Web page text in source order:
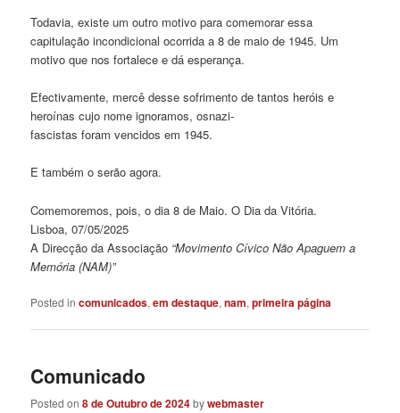
Todavia, existe um outro motivo para comemorar essa
capitulação incondicional ocorrida a 8 de maio de 1945. Um
motivo que nos fortalece e dá esperança.
Efectivamente, mercê desse sofrimento de tantos heróis e
heroínas cujo nome ignoramos, osnazi-
fascistas foram vencidos em 1945.
E também o serão agora.
Comemoremos, pois, o dia 8 de Maio. O Dia da Vitória.
Lisboa, 07/05/2025
A Direcção da Associação “Movimento Cívico Não Apaguem a
Memória (NAM)”
Posted in comunicados,em destaque,nam,primeira página
Comunicado
Posted on8 de Outubro de 2024bywebmaster